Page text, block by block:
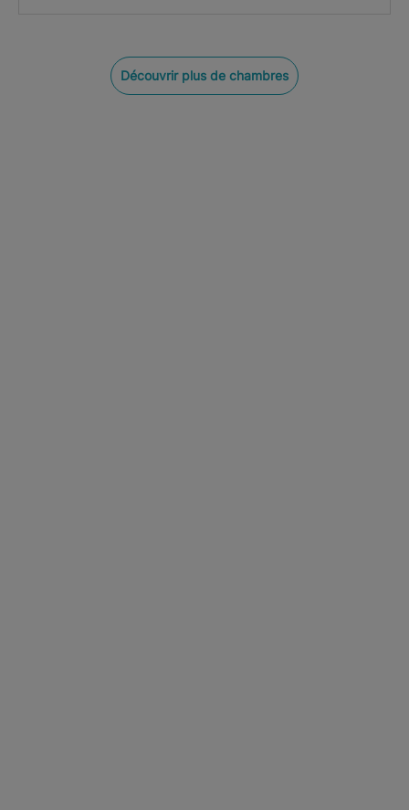
Découvrir plus de chambres